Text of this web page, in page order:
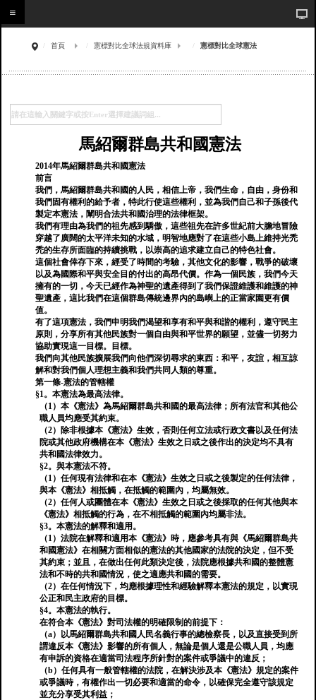
首頁 憲標對比全球法規資料庫 憲標對比全球憲法
馬紹爾群島共和國憲法
2014年馬紹爾群島共和國憲法
前言
我們，馬紹爾群島共和國的人民，相信上帝，我們生命，自由，身份和
我們固有權利的給予者，特此行使這些權利，並為我們自己和子孫後代
製定本憲法，闡明合法共和國治理的法律框架。
我們有理由為我們的祖先感到驕傲，這些祖先在許多世紀前大膽地冒險
穿越了廣闊的太平洋未知的水域，明智地應對了在這些小島上維持光禿
禿的生存所面臨的持續挑戰，以崇高的追求建立自己的特色社會。
這個社會倖存下來，經受了時間的考驗，其他文化的影響，戰爭的破壞
以及為國際和平與安全目的付出的高昂代價。作為一個民族，我們今天
擁有的一切，今天已經作為神聖的遺產得到了我們保證維護和維護的神
聖遺產，這比我們在這個群島傳統邊界內的島嶼上的正當家園更有價
值。
有了這項憲法，我們申明我們渴望和享有和平與和諧的權利，遵守民主
原則，分享所有其他民族對一個自由與和平世界的願望，並儘一切努力
協助實現這一目標。目標。
我們向其他民族擴展我們向他們深切尋求的東西：和平，友誼，相互諒
解和對我們個人理想主義和我們共同人類的尊重。
第一條-憲法的管轄權
§1。本憲法為最高法律。
（1）本《憲法》為馬紹爾群島共和國的最高法律；所有法官和其他公
職人員均應受其約束。
（2）除非根據本《憲法》生效，否則任何立法或行政文書以及任何法
院或其他政府機構在本《憲法》生效之日或之後作出的決定均不具有
共和國法律效力。
§2。與本憲法不符。
（1）任何現有法律和在本《憲法》生效之日或之後製定的任何法律，
與本《憲法》相抵觸，在抵觸的範圍內，均屬無效。
（2）任何人或團體在本《憲法》生效之日或之後採取的任何其他與本
《憲法》相抵觸的行為，在不相抵觸的範圍內均屬非法。
§3。本憲法的解釋和適用。
（1）法院在解釋和適用本《憲法》時，應參考具有與《馬紹爾群島共
和國憲法》在相關方面相似的憲法的其他國家的法院的決定，但不受
其約束；並且，在做出任何此類決定後，法院應根據共和國的整體憲
法和不時的共和國情況，使之適應共和國的需要。
（2）在任何情況下，均應根據理性和經驗解釋本憲法的規定，以實現
公正和民主政府的目標。
§4。本憲法的執行。
在符合本《憲法》對司法權的明確限制的前提下：
（a）以馬紹爾群島共和國人民名義行事的總檢察長，以及直接受到所
謂違反本《憲法》影響的所有個人，無論是個人還是公職人員，均應
有申訴的資格在適當司法程序所針對的案件或爭議中的違反；
（b）任何具有一般管轄權的法院，在解決涉及本《憲法》規定的案件
或爭議時，有權作出一切必要和適當的命令，以確保完全遵守該規定
並充分享受其利益；